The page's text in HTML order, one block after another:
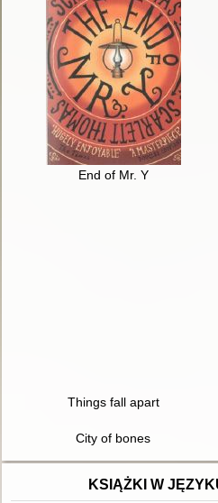
End of Mr. Y
Things fall apart
City of bones
KSIĄŻKI W